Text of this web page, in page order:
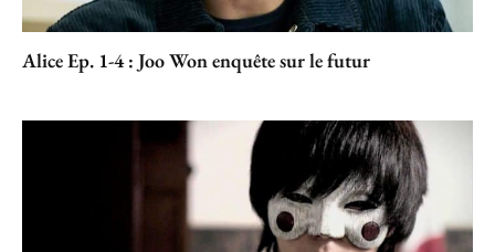
Alice Ep. 1-4 : Joo Won enquête sur le futur